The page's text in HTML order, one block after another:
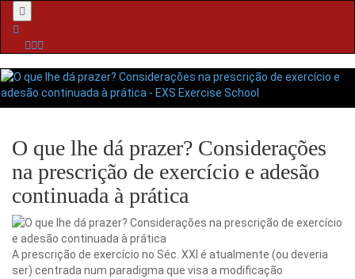
Menu
O que lhe dá prazer? Considerações
na prescrição de exercício e adesão
continuada à prática
A prescrição de exercício no Séc. XXI é atualmente (ou deveria
ser) centrada num paradigma que visa a modificação